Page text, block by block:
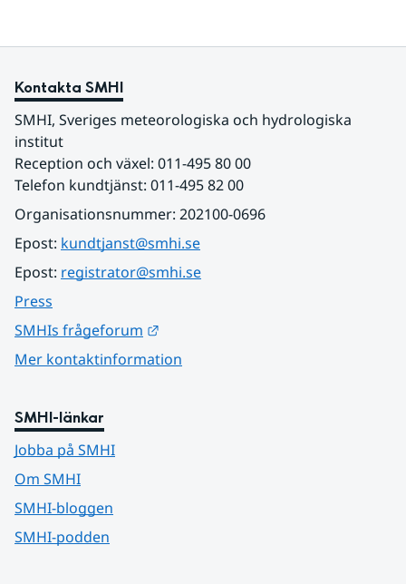
Kontakta SMHI
SMHI, Sveriges meteorologiska och hydrologiska
institut
Reception och växel: 011-495 80 00
Telefon kundtjänst: 011-495 82 00
Organisationsnummer: 202100-0696
Epost: kundtjanst@smhi.se
Epost: registrator@smhi.se
Press
SMHIs frågeforum
Mer kontaktinformation
SMHI-länkar
Jobba på SMHI
Om SMHI
SMHI-bloggen
SMHI-podden